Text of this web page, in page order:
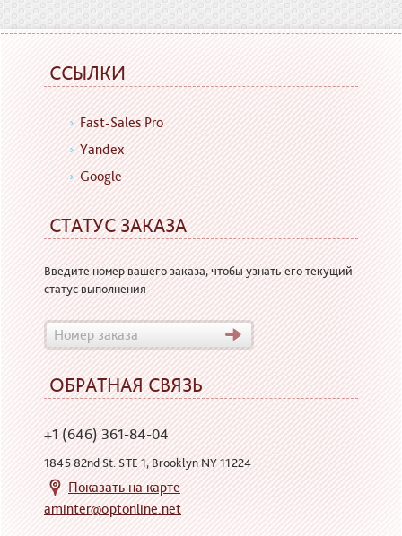
ССЫЛКИ
Fast-Sales Pro
Yandex
Google
СТАТУС ЗАКАЗА
Введите номер вашего заказа, чтобы узнать его текущий
статус выполнения
ОБРАТНАЯ СВЯЗЬ
+1 (646) 361-84-04
1845 82nd St. STE 1, Brooklyn NY 11224
Показать на карте
aminter@optonline.net